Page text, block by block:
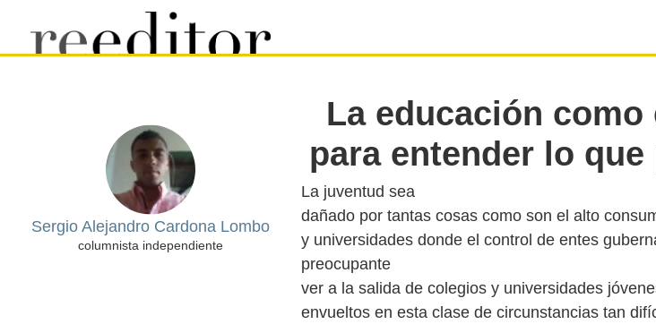
Sergio Alejandro Cardona Lombo
columnista independiente
La educación como
para entender lo
La juventud sea
dañado por tantas cosas como son el alto
y universidades donde el control de entes
preocupante
ver a la salida de colegios y universidades
envueltos en esta clase de circunstancias tan